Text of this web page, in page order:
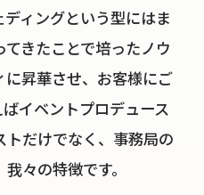
ィングという型にはま
きたことで培ったノウ
昇華させ、お客様にご
イベントプロデュース
だけでなく、事務局の
々の特徴です。